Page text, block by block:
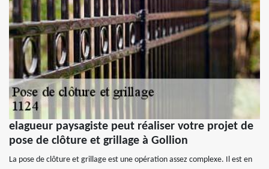
elagueur paysagiste peut réaliser votre projet de
pose de clôture et grillage à Gollion
La pose de clôture et grillage est une opération assez complexe. Il est en